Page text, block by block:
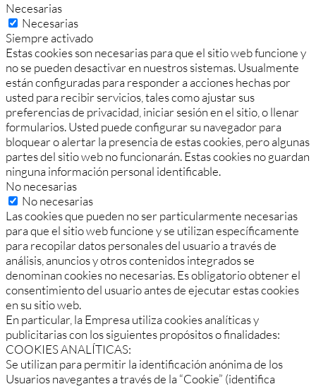
Necesarias
Necesarias
Siempre activado
Estas cookies son necesarias para que el sitio web funcione y
no se pueden desactivar en nuestros sistemas. Usualmente
están configuradas para responder a acciones hechas por
usted para recibir servicios, tales como ajustar sus
preferencias de privacidad, iniciar sesión en el sitio, o llenar
formularios. Usted puede configurar su navegador para
bloquear o alertar la presencia de estas cookies, pero algunas
partes del sitio web no funcionarán. Estas cookies no guardan
ninguna información personal identificable.
No necesarias
No necesarias
Las cookies que pueden no ser particularmente necesarias
para que el sitio web funcione y se utilizan específicamente
para recopilar datos personales del usuario a través de
análisis, anuncios y otros contenidos integrados se
denominan cookies no necesarias. Es obligatorio obtener el
consentimiento del usuario antes de ejecutar estas cookies
en su sitio web.
En particular, la Empresa utiliza cookies analíticas y
publicitarias con los siguientes propósitos o finalidades:
COOKIES ANALÍTICAS:
Se utilizan para permitir la identificación anónima de los
Usuarios navegantes a través de la “Cookie” (identifica